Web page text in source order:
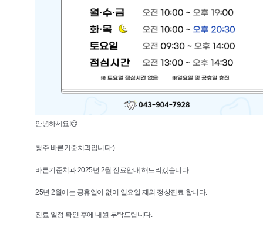
안녕하세요!😊
청주 바른기준치과입니다:)
바른기준치과 2025년 2월 진료안내 해드리겠습니다.
25년 2월에는 공휴일이 없어 일요일 제외 정상진료 합니다.
진료 일정 확인 후에 내원 부탁드립니다.